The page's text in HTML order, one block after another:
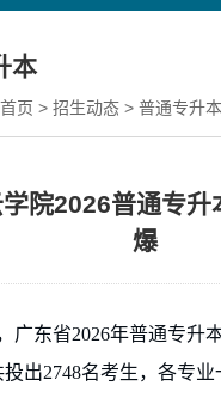
本
页 >招生动态 >普通专升本
院2026普通专升
爆
广东省2026年普通专升
出2748名考生，各专